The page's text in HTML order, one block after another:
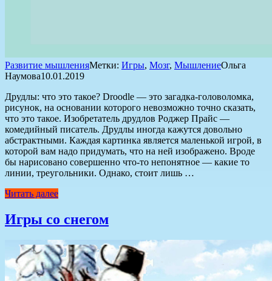
Развитие мышленияМетки: Игры, Мозг, МышлениеОльга
Наумова10.01.2019
Друдлы: что это такое? Droodle — это загадка-головоломка,
рисунок, на основании которого невозможно точно сказать,
что это такое. Изобретатель друдлов Роджер Прайс —
комедийный писатель. Друдлы иногда кажутся довольно
абстрактными. Каждая картинка является маленькой игрой, в
которой вам надо придумать, что на ней изображено. Вроде
бы нарисовано совершенно что-то непонятное — какие то
линии, треугольники. Однако, стоит лишь …
Читать далее
Игры со снегом